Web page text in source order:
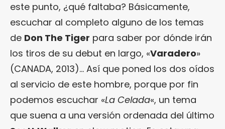
este punto, ¿qué faltaba? Básicamente,
escuchar al completo alguno de los temas
de Don The Tiger para saber por dónde irán
los tiros de su debut en largo, «Varadero»
(CANADA, 2013)… Así que poned los dos oídos
al servicio de este hombre, porque por fin
podemos escuchar «La Celada«, un tema
que suena a una versión ordenada del último